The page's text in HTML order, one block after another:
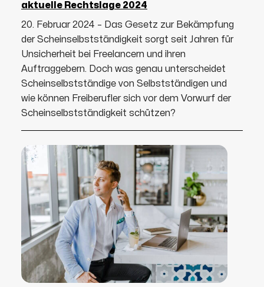
aktuelle Rechtslage 2024
20. Februar 2024 – Das Gesetz zur Bekämpfung
der Scheinselbstständigkeit sorgt seit Jahren für
Unsicherheit bei Freelancern und ihren
Auftraggebern. Doch was genau unterscheidet
Scheinselbstständige von Selbstständigen und
wie können Freiberufler sich vor dem Vorwurf der
Scheinselbstständigkeit schützen?